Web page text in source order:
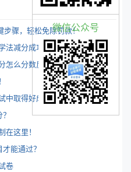
步骤，轻松免除罚款！
怎么分数反而少了？-识途驾考
中取得好成绩
在这里！
能通过？
卷
微信公众号